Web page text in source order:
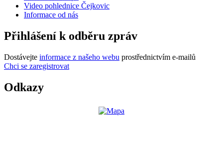
Video pohlednice Čejkovic
Informace od nás
Přihlášení k odběru zpráv
Dostávejte informace z našeho webu prostřednictvím e-mailů
Chci se zaregistrovat
Odkazy